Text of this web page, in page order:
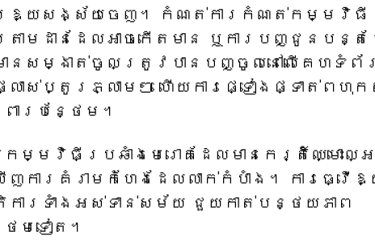
រឱ្យសង្ស័យចេញ។ កំណត់ការកំណត់កម្មវិធី
មដានដែលអាចកើតមាន ឬការបញ្ជូនបន្ត
សម្ងាត់ចូលត្រូវបានបញ្ចូលនៅលើគេហទំព័រ
ាស់ប្តូរភ្លាមៗ ហើយការផ្ទៀងផ្ទាត់ពហុក
ារបន្ថែម។
ម្មវិធីប្រឆាំងមេរោគដែលមានកេរ្តិ៍ឈ្មោះល្អ
ញការគំរាមកំហែងដែលលាក់កំបាំង។ ការធ្វើ
ទាំងអស់ទាន់សម័យ ជួយកាត់បន្ថយភាព
ែមទៀត។